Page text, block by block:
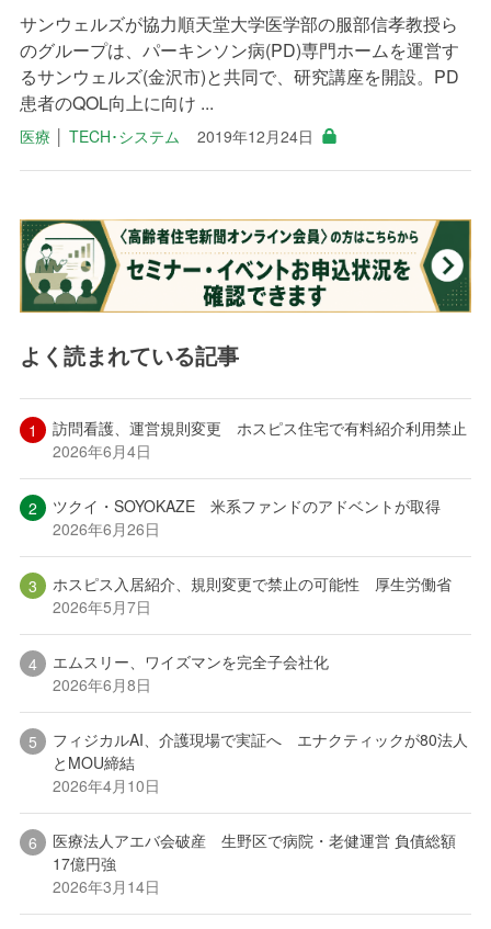
サンウェルズが協力順天堂大学医学部の服部信孝教授ら
のグループは、パーキンソン病(PD)専門ホームを運営す
るサンウェルズ(金沢市)と共同で、研究講座を開設。PD
患者のQOL向上に向け ...
医療 │ TECH･システム 2019年12月24日
よく読まれている記事
訪問看護、運営規則変更 ホスピス住宅で有料紹介利用禁止
2026年6月4日
ツクイ・SOYOKAZE 米系ファンドのアドベントが取得
2026年6月26日
ホスピス入居紹介、規則変更で禁止の可能性 厚生労働省
2026年5月7日
エムスリー、ワイズマンを完全子会社化
2026年6月8日
フィジカルAI、介護現場で実証へ エナクティックが80法人
とMOU締結
2026年4月10日
医療法人アエバ会破産 生野区で病院・老健運営 負債総額
17億円強
2026年3月14日